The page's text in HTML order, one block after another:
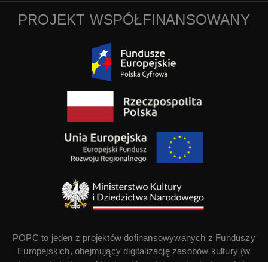
PROJEKT WSPÓŁFINANSOWANY
POPC to jeden z projektów dofinansowywanych z Funduszy
Europejskich, obejmujący digitalizację zasobów kultury (w